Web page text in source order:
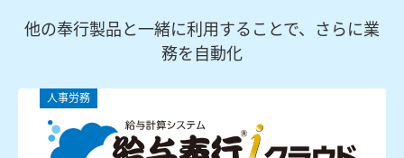
他の奉行製品と一緒に利用することで、さらに業
務を自動化
人事労務